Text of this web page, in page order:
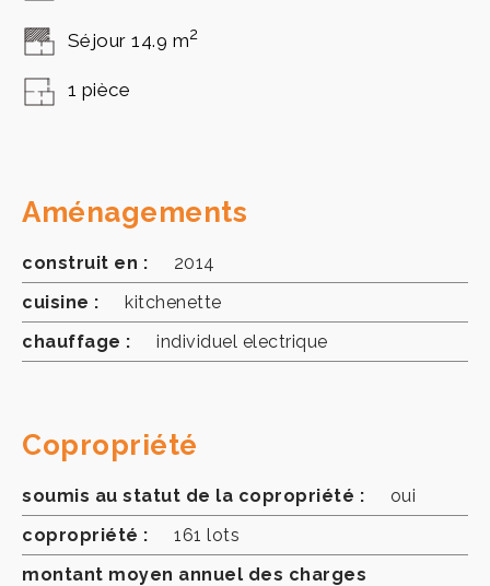
Séjour 14.9 m2
1 pièce
Aménagements
construit en :
2014
cuisine :
kitchenette
chauffage :
individuel electrique
Copropriété
soumis au statut de la copropriété :
oui
copropriété :
161 lots
montant moyen annuel des charges